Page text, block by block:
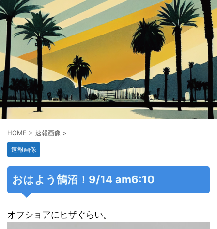
HOME > 速報画像 >
速報画像
おはよう鵠沼！9/14 am6:10
オフショアにヒザぐらい。